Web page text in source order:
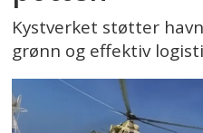
Kystverket støtter
grønn og effektiv